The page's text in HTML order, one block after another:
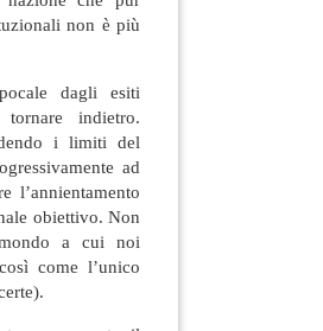
non è più
dagli esiti
indietro.
i limiti del
ad
l’annientamento
obiettivo. Non
a cui noi
come l’unico